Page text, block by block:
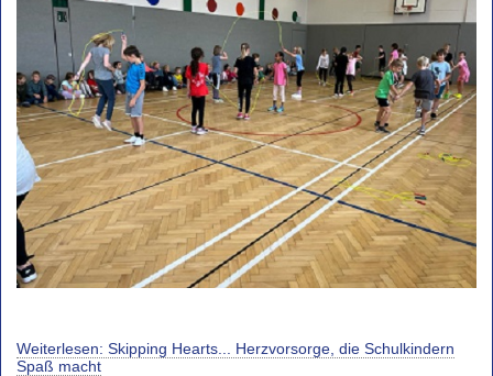
Weiterlesen: Skipping Hearts... Herzvorsorge, die Schulkindern
Spaß macht